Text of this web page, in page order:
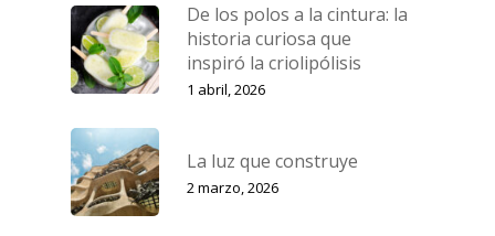
De los polos a la cintura: la
historia curiosa que
inspiró la criolipólisis
1 abril, 2026
La luz que construye
2 marzo, 2026